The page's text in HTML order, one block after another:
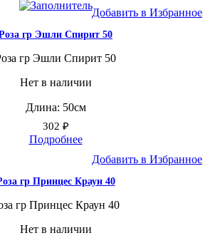
Добавить в Избранное
гр Эшли Спирит 50
гр Эшли Спирит 50
Нет в наличии
Длина: 50см
302 ₽
Подробнее
Добавить в Избранное
гр Принцес Краун 40
гр Принцес Краун 40
Нет в наличии